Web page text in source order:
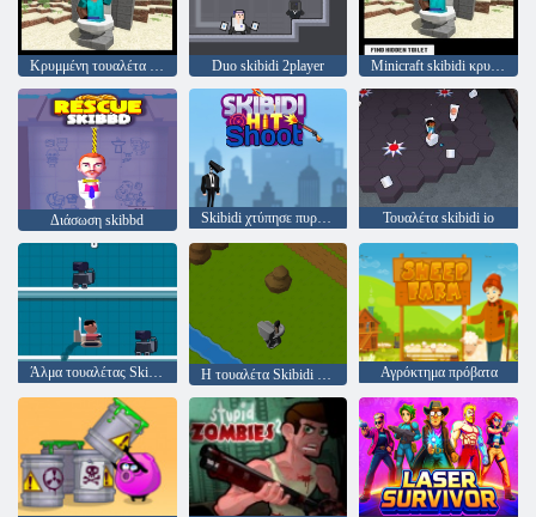
Κρυμμένη τουαλέτα Skibidi 2 Duo skibidi 2player Minicraft skibidi κρυμμένη τουαλέτα 2
Διάσωση skibbd Skibidi χτύπησε πυροβολισμό Τουαλέτα skibidi io
Άλμα τουαλέτας Skibidi Αγρόκτημα πρόβατα